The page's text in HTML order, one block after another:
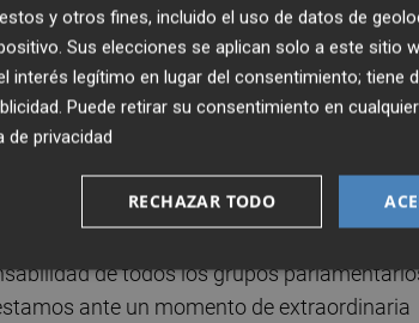
parlamentaria en Les Corts, algo que se
su rechazo a negociar desde el
modificar su estrategia y
por su parte, sigue navegando: días
portavoz en Les Corts, José María Llanos,
dejaba la puerta abierta a la negociación.
de todos los grupos
ante un momento de extraordinaria
y otros fines, incluido el uso de datos de
Sus elecciones se aplican solo a este sitio
interés legítimo en lugar del consentimiento; tiene
. Puede retirar su consentimiento en
de privacidad
RECHAZAR TODO